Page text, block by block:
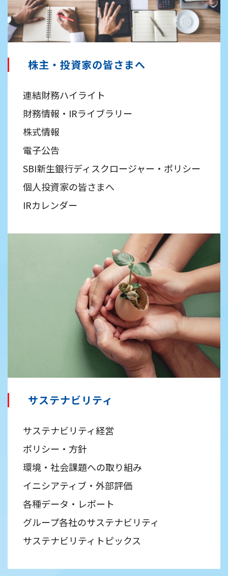
株主・投資家の皆さまへ
連結財務ハイライト
財務情報・IRライブラリー
株式情報
電子公告
SBI新生銀行ディスクロージャー・ポリシー
個人投資家の皆さまへ
IRカレンダー
サステナビリティ
サステナビリティ経営
ポリシー・方針
環境・社会課題への取り組み
イニシアティブ・外部評価
各種データ・レポート
グループ各社のサステナビリティ
サステナビリティトピックス